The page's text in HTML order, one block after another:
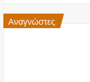
Αναγνώστες